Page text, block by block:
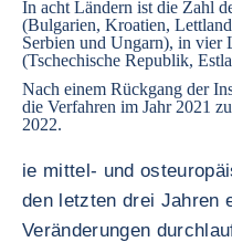
In acht Ländern ist die Zahl
(Bulgarien, Kroatien, Lettland
Serbien und Ungarn), in vier
(Tschechische Republik,
Nach einem Rückgang der
die Verfahren im Jahr 2021
2022.
ie mittel- und
den letzten drei Jahren
Veränderungen